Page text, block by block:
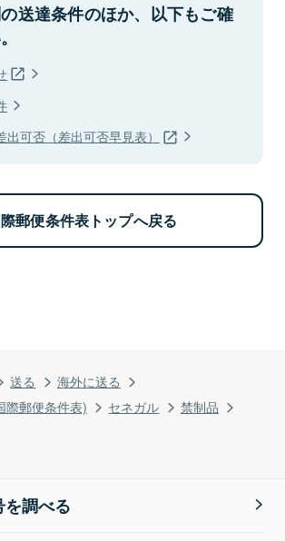
送る
海外に送る
際郵便条件表)
セネガル
禁制品
送達条件のほか、以下もご確
可否（差出可否早見表）
郵便条件表トップへ戻る
調べる